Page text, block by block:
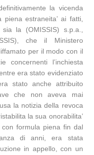
la vicenda
estraneita’ ai fatti,
la (OMISSIS) s.p.a.,
che il Ministero
per il modo con il
concernenti l’inchiesta
era stato evidenziato
stato anche attribuito
che non aveva mai
la notizia della revoca
la sua onorabilita’
formula piena fin dal
di anni, era stata
in appello, con un